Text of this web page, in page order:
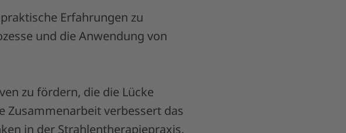
Erfahrungen zu
und die Anwendung von
zu fördern, die die Lücke
Zusammenarbeit verbessert das
in der Strahlentherapiepraxis.